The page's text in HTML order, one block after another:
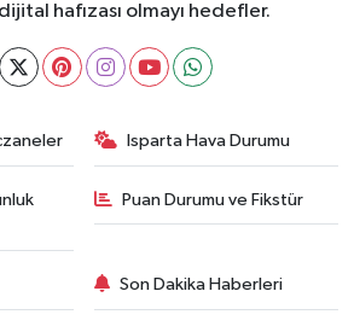
hafızası olmayı hedefler.
Isparta Hava Durumu
Puan Durumu ve Fikstür
Son Dakika Haberleri